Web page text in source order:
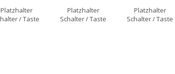
Platzhalter
/ Taste
Platzhalter
Schalter / Taste
Platzhalter
Schalter / Taste